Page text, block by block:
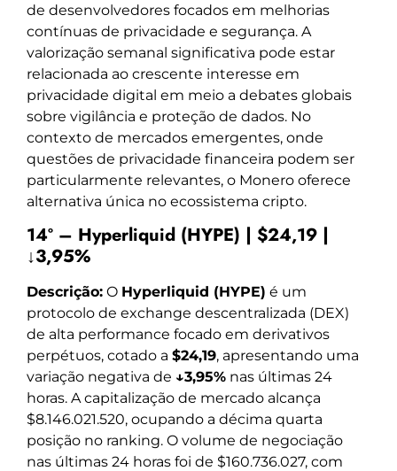
de desenvolvedores focados em melhorias
contínuas de privacidade e segurança. A
valorização semanal significativa pode estar
relacionada ao crescente interesse em
privacidade digital em meio a debates globais
sobre vigilância e proteção de dados. No
contexto de mercados emergentes, onde
questões de privacidade financeira podem ser
particularmente relevantes, o Monero oferece
alternativa única no ecossistema cripto.
14º – Hyperliquid (HYPE) | $24,19 |
↓3,95%
Descrição: O Hyperliquid (HYPE) é um
protocolo de exchange descentralizada (DEX)
de alta performance focado em derivativos
perpétuos, cotado a $24,19, apresentando uma
variação negativa de ↓3,95% nas últimas 24
horas. A capitalização de mercado alcança
$8.146.021.520, ocupando a décima quarta
posição no ranking. O volume de negociação
nas últimas 24 horas foi de $160.736.027, com